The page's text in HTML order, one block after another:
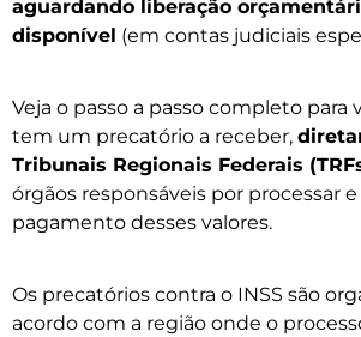
aguardando liberação
disponível (em contas judiciais
Veja o passo a passo completo para
tem um precatório a receber,
Tribunais Regionais Federais
órgãos responsáveis por processar
pagamento desses valores.
Os precatórios contra o INSS são
acordo com a região onde o